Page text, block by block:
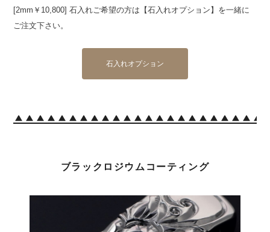
[2mm￥10,800] 石入れご希望の方は【石入れオプション】を一緒に
ご注文下さい。
石入れオプション
ブラックロジウムコーティング